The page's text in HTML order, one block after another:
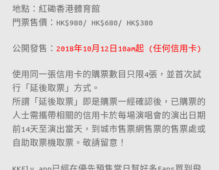
地點：紅磡香港體育館
門票售價：HK$980/ HK$680/ HK$380
公開發售： 2018年10月12日10am起 (任何信用卡)
使用同一張信用卡的購票數目只限4張，並首次試
行「延後取票」方式。
所謂「延後取票」即是購票一經確認後，已購票的
人士需攜帶相關的信用卡於每場演唱會的演出日期
前14天至演出當天，到城市售票網售票的售票處或
自助取票機取票。敬請留意！